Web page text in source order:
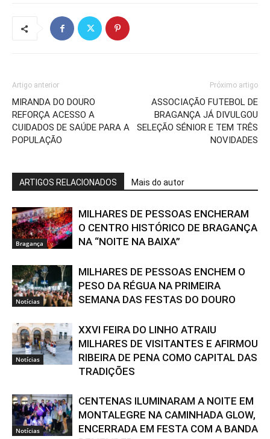
Artigo anterior
MIRANDA DO DOURO
REFORÇA ACESSO A
CUIDADOS DE SAÚDE PARA A
POPULAÇÃO
Próximo artigo
ASSOCIAÇÃO FUTEBOL DE
BRAGANÇA JÁ DIVULGOU
SELEÇÃO SÉNIOR E TEM TRÊS
NOVIDADES
ARTIGOS RELACIONADOS Mais do autor
Bragança
MILHARES DE PESSOAS ENCHERAM
O CENTRO HISTÓRICO DE BRAGANÇA
NA “NOITE NA BAIXA”
Notícias
MILHARES DE PESSOAS ENCHEM O
PESO DA RÉGUA NA PRIMEIRA
SEMANA DAS FESTAS DO DOURO
Notícias
XXVI FEIRA DO LINHO ATRAIU
MILHARES DE VISITANTES E AFIRMOU
RIBEIRA DE PENA COMO CAPITAL DAS
TRADIÇÕES
Notícias
CENTENAS ILUMINARAM A NOITE EM
MONTALEGRE NA CAMINHADA GLOW,
ENCERRADA EM FESTA COM A BANDA